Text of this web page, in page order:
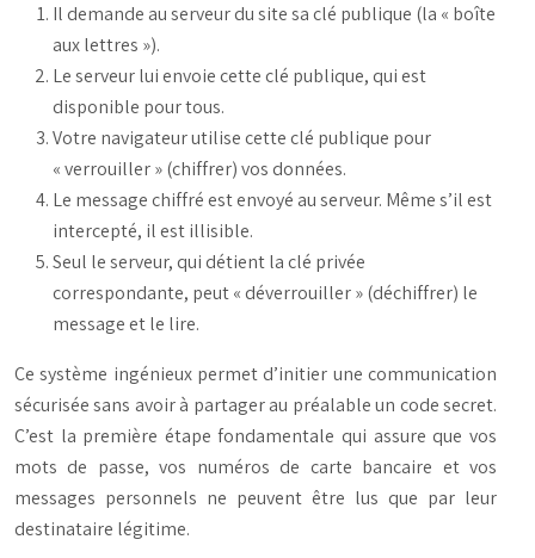
Il demande au serveur du site sa clé publique (la « boîte
aux lettres »).
Le serveur lui envoie cette clé publique, qui est
disponible pour tous.
Votre navigateur utilise cette clé publique pour
« verrouiller » (chiffrer) vos données.
Le message chiffré est envoyé au serveur. Même s’il est
intercepté, il est illisible.
Seul le serveur, qui détient la clé privée
correspondante, peut « déverrouiller » (déchiffrer) le
message et le lire.
Ce système ingénieux permet d’initier une communication
sécurisée sans avoir à partager au préalable un code secret.
C’est la première étape fondamentale qui assure que vos
mots de passe, vos numéros de carte bancaire et vos
messages personnels ne peuvent être lus que par leur
destinataire légitime.